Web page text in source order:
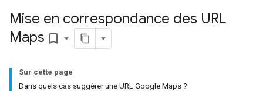
Mise en correspondance des URL
Maps bookmark_border
Sur cette page
Dans quels cas suggérer une URL Google Maps ?